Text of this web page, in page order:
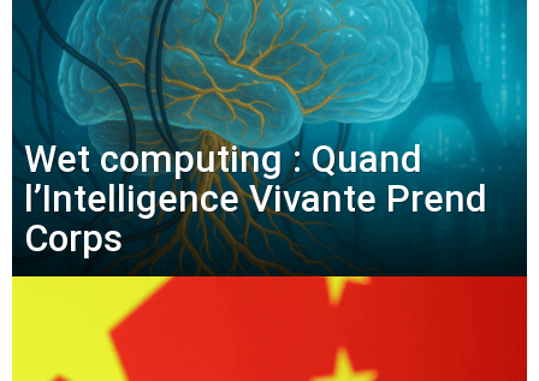
Wet computing : Quand
l’Intelligence Vivante Prend
Corps